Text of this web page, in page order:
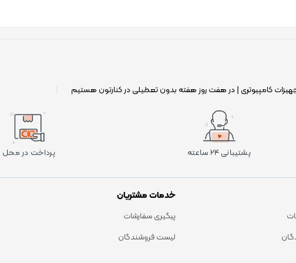
کامپیوتری | در هفت روز هفته بدون تعطیلی در کنارتون هستیم
پشتیبانی ۲۴ ساعته پرداخت در محل
خدمات مشتریان
پیگیری سفارشات
لیست فروشندگان